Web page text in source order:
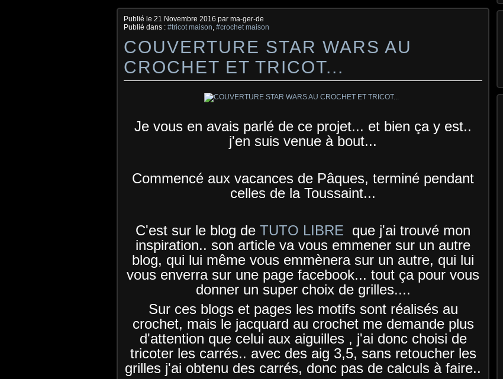
Publié le 21 Novembre 2016 par ma-ger-de
Publié dans : #tricot maison, #crochet maison
COUVERTURE STAR WARS AU
CROCHET ET TRICOT...
Je vous en avais parlé de ce projet... et bien ça y est..
j'en suis venue à bout...
Commencé aux vacances de Pâques, terminé pendant
celles de la Toussaint...
C'est sur le blog de TUTO LIBRE que j'ai trouvé mon
inspiration.. son article va vous emmener sur un autre
blog, qui lui même vous emmènera sur un autre, qui lui
vous enverra sur une page facebook... tout ça pour vous
donner un super choix de grilles....
Sur ces blogs et pages les motifs sont réalisés au
crochet, mais le jacquard au crochet me demande plus
d'attention que celui aux aiguilles , j'ai donc choisi de
tricoter les carrés.. avec des aig 3,5, sans retoucher les
grilles j'ai obtenu des carrés, donc pas de calculs à faire..